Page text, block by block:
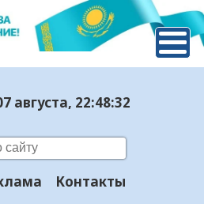
августа, 22:48:33
Контакты